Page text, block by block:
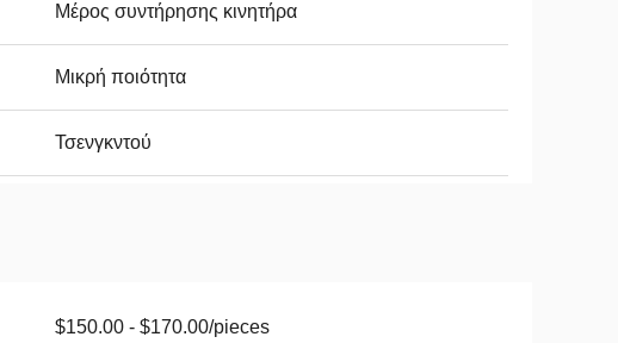
Μέρος συντήρησης κινητήρα
Μικρή ποιότητα
Τσενγκντού
$150.00 - $170.00/pieces